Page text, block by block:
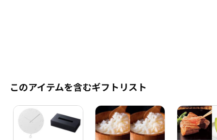
このアイテムを含むギフトリスト